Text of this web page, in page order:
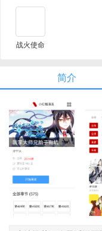
战火使命
简介